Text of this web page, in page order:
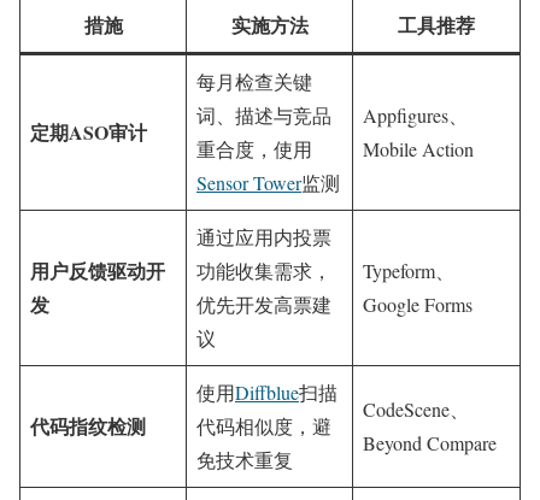
措施 实施方法 工具推荐
定期ASO审计
每月检查关键
词、描述与竞品
重合度，使用
Sensor Tower监测
Appfigures、
Mobile Action
用户反馈驱动开
发
通过应用内投票
功能收集需求，
优先开发高票建
议
Typeform、
Google Forms
代码指纹检测
使用Diffblue扫描
代码相似度，避
免技术重复
CodeScene、
Beyond Compare